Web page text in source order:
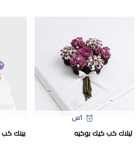
1س
ليلاك كب كيك بوكيه
بينك كب